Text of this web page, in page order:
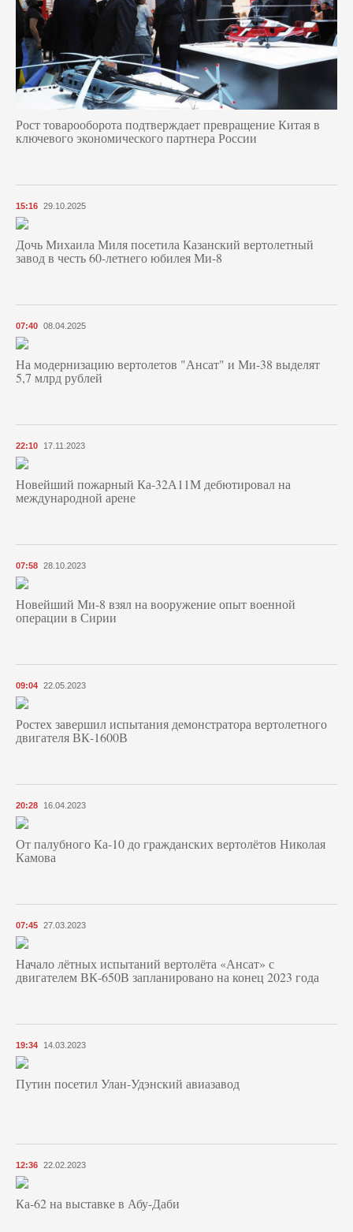
Рост товарооборота подтверждает превращение Китая в
ключевого экономического партнера России
15:16 29.10.2025
Дочь Михаила Миля посетила Казанский вертолетный
завод в честь 60-летнего юбилея Ми-8
07:40 08.04.2025
На модернизацию вертолетов "Ансат" и Ми-38 выделят
5,7 млрд рублей
22:10 17.11.2023
Новейший пожарный Ка-32А11М дебютировал на
международной арене
07:58 28.10.2023
Новейший Ми-8 взял на вооружение опыт военной
операции в Сирии
09:04 22.05.2023
Ростех завершил испытания демонстратора вертолетного
двигателя ВК-1600В
20:28 16.04.2023
От палубного Ка-10 до гражданских вертолётов Николая
Камова
07:45 27.03.2023
Начало лётных испытаний вертолёта «Ансат» с
двигателем ВК-650В запланировано на конец 2023 года
19:34 14.03.2023
Путин посетил Улан-Удэнский авиазавод
12:36 22.02.2023
Ка-62 на выставке в Абу-Даби